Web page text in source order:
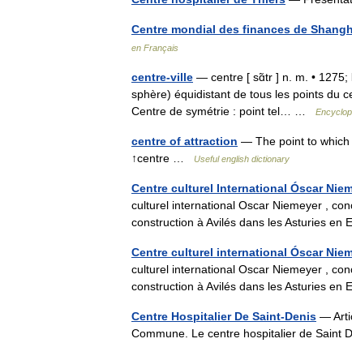
Centre mondial des finances de
en Français
centre-ville — centre [ sɑ̃tr ] n. m. • 1275;
sphère) équidistant de tous les points du
Centre de symétrie : point tel… …
centre of attraction — The point to which
↑centre …
Useful english dictionary
Centre culturel International Óscar
culturel international Oscar Niemeyer ,
construction à Avilés dans les Asturies
Centre culturel international Óscar
culturel international Oscar Niemeyer ,
construction à Avilés dans les Asturies
Centre Hospitalier De Saint-Denis —
Commune. Le centre hospitalier de Saint